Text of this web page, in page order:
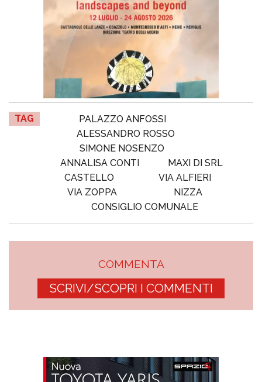
TAG
PALAZZO ANFOSSI
ALESSANDRO ROSSO
SIMONE NOSENZO
ANNALISA CONTI
MAXI DI SRL
CASTELLO
VIA ALFIERI
VIA ZOPPA
NIZZA
CONSIGLIO COMUNALE
COMMENTA
SCRIVI/SCOPRI I COMMENTI